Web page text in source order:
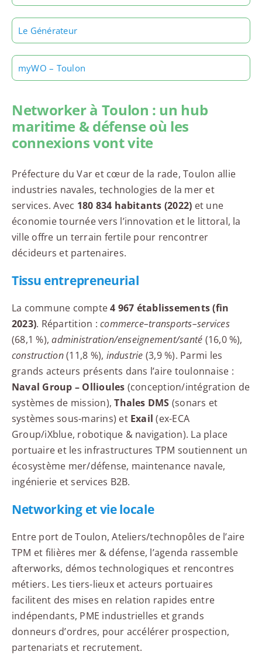
Le Générateur
myWO – Toulon
Networker à Toulon : un hub
maritime & défense où les
connexions vont vite
Préfecture du Var et cœur de la rade, Toulon allie
industries navales, technologies de la mer et
services. Avec 180 834 habitants (2022) et une
économie tournée vers l’innovation et le littoral, la
ville offre un terrain fertile pour rencontrer
décideurs et partenaires.
Tissu entrepreneurial
La commune compte4 967 établissements (fin
2023). Répartition :commerce–transports–services
(68,1 %),administration/enseignement/santé (16,0 %),
construction(11,8 %), industrie (3,9 %). Parmi les
grands acteurs présents dans l’aire toulonnaise :
Naval Group – Ollioules (conception/intégration de
systèmes de mission),Thales DMS (sonars et
systèmes sous-marins) et Exail (ex-ECA
Group/iXblue, robotique & navigation). La place
portuaire et les infrastructures TPM soutiennent un
écosystème mer/défense, maintenance navale,
ingénierie et services B2B.
Networking et vie locale
Entre port de Toulon, Ateliers/technopôles de l’aire
TPM et filières mer & défense, l’agenda rassemble
afterworks, démos technologiques et rencontres
métiers. Les tiers-lieux et acteurs portuaires
facilitent des mises en relation rapides entre
indépendants, PME industrielles et grands
donneurs d’ordres, pour accélérer prospection,
partenariats et recrutement.